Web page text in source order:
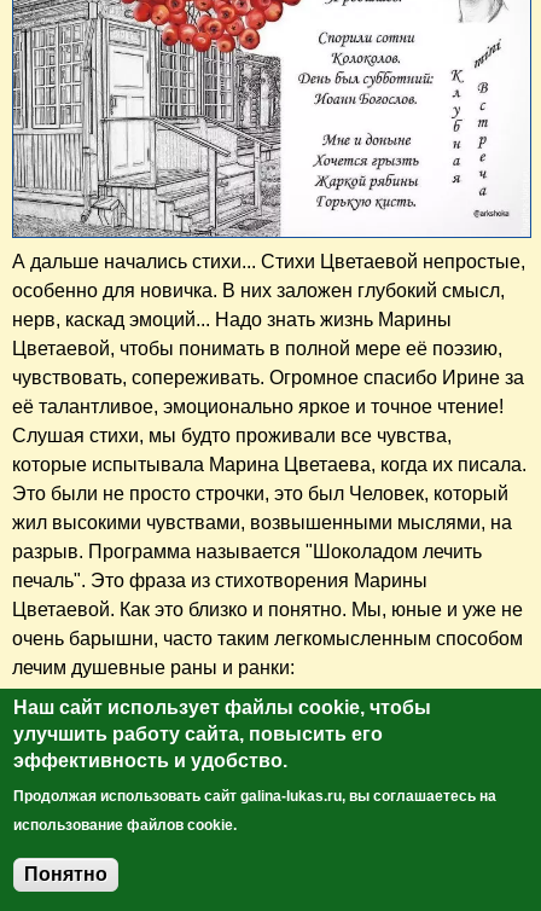
А дальше начались стихи... Стихи Цветаевой непростые,
особенно для новичка. В них заложен глубокий смысл,
нерв, каскад эмоций... Надо знать жизнь Марины
Цветаевой, чтобы понимать в полной мере её поэзию,
чувствовать, сопереживать. Огромное спасибо Ирине за
её талантливое, эмоционально яркое и точное чтение!
Слушая стихи, мы будто проживали все чувства,
которые испытывала Марина Цветаева, когда их писала.
Это были не просто строчки, это был Человек, который
жил высокими чувствами, возвышенными мыслями, на
разрыв. Программа называется "Шоколадом лечить
печаль". Это фраза из стихотворения Марины
Цветаевой. Как это близко и понятно. Мы, юные и уже не
очень барышни, часто таким легкомысленным способом
лечим душевные раны и ранки:
Легкомыслие - милый грех,
милый спутник и враг мой милый!
Научив не хранить кольца,
Наш сайт использует файлы cookie, чтобы
улучшить работу сайта, повысить его
эффективность и удобство.
Продолжая использовать сайт galina-lukas.ru, вы соглашаетесь на
использование файлов cookie.
Понятно